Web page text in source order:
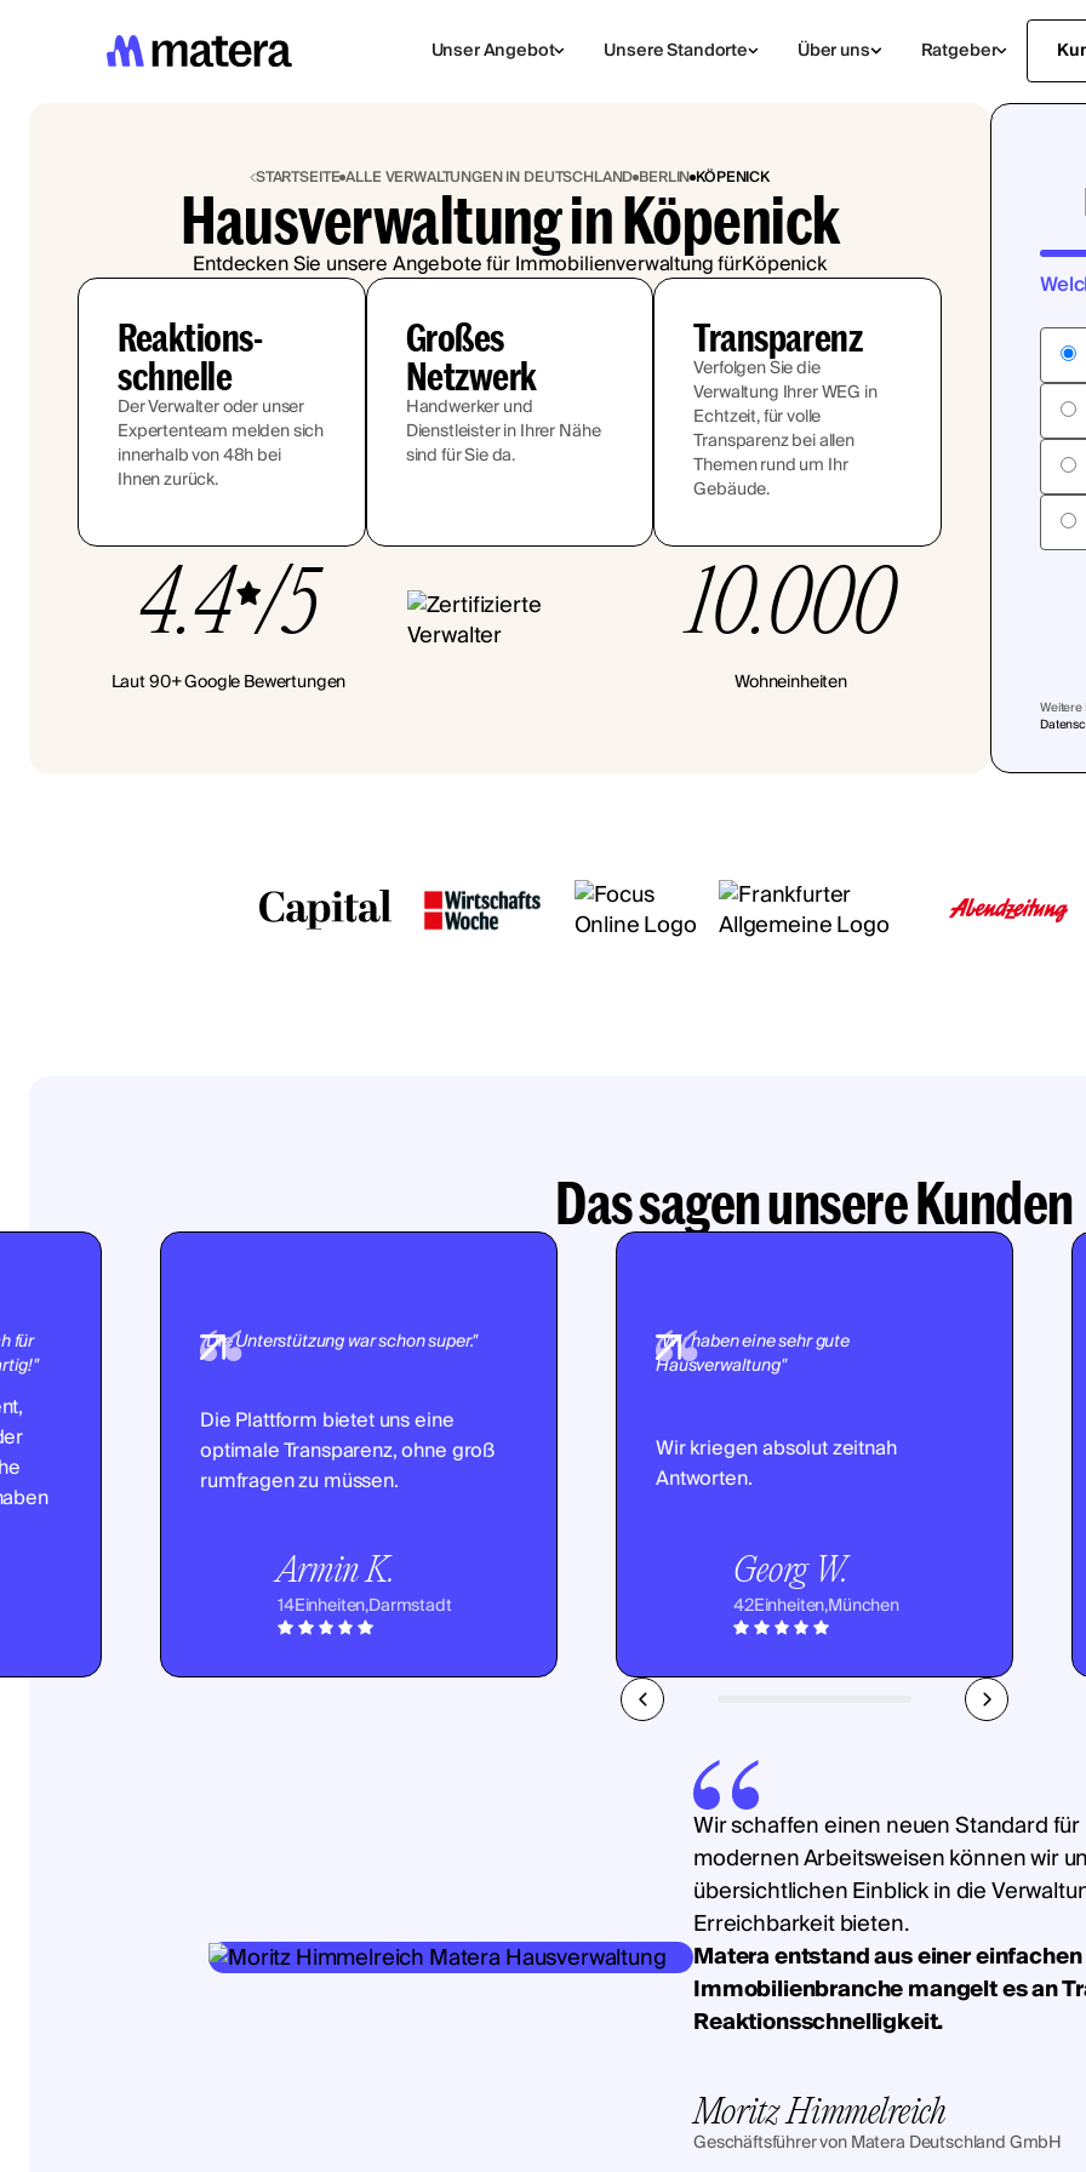
Unser Angebot Unsere Standorte Über uns Ratgeber
STARTSEITE ALLE VERWALTUNGEN IN DEUTSCHLAND BERLIN KÖPENICK
Hausverwaltung in Köpenick
Entdecken Sie unsere Angebote für Immobilienverwaltung fürKöpenick
Reaktions-
schnelle
Der Verwalter oder unser
Expertenteam melden sich
innerhalb von 48h bei
Ihnen zurück.
Großes
Netzwerk
Handwerker und
Dienstleister in Ihrer Nähe
sind für Sie da.
Transparenz
Verfolgen Sie die
Verwaltung Ihrer WEG in
Echtzeit, für volle
Transparenz bei allen
Themen rund um Ihr
Gebäude.
4.4 /5
Laut 90+ Google Bewertungen
10.000
Wohneinheiten
Weitere
Das sagen unsere Kunden
für
"Die Unterstützung war schon super."
Die Plattform bietet uns eine
optimale Transparenz, ohne groß
rumfragen zu müssen.
Armin K.
14Einheiten,Darmstadt
"Wir haben eine sehr gute
Hausverwaltung"
Wir kriegen absolut zeitnah
Antworten.
Georg W.
42Einheiten,München
Wir schaffen einen neuen Standard
modernen Arbeitsweisen können wir
übersichtlichen Einblick in die
Erreichbarkeit bieten.
Matera entstand aus einer
Immobilienbranche mangelt es an
Reaktionsschnelligkeit.
Moritz Himmelreich
Geschäftsführer von Matera Deutschland GmbH